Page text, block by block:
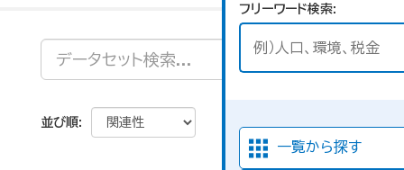
フリーワード検索
一覧から探す
並び順